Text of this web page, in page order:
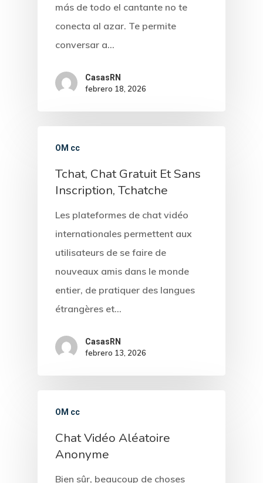
más de todo el cantante no te
conecta al azar. Te permite
conversar a…
CasasRN
febrero 18, 2026
OM cc
Tchat, Chat Gratuit Et Sans
Inscription, Tchatche
Les plateformes de chat vidéo
internationales permettent aux
utilisateurs de se faire de
nouveaux amis dans le monde
entier, de pratiquer des langues
étrangères et…
CasasRN
febrero 13, 2026
OM cc
Chat Vidéo Aléatoire
Anonyme
Bien sûr, beaucoup de choses